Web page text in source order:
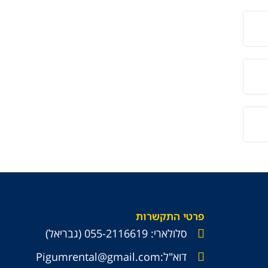
פרטי התקשרות
סלולארי: 055-2116619 (גבריאל)
דוא"ל:Pigumrental@gmail.com